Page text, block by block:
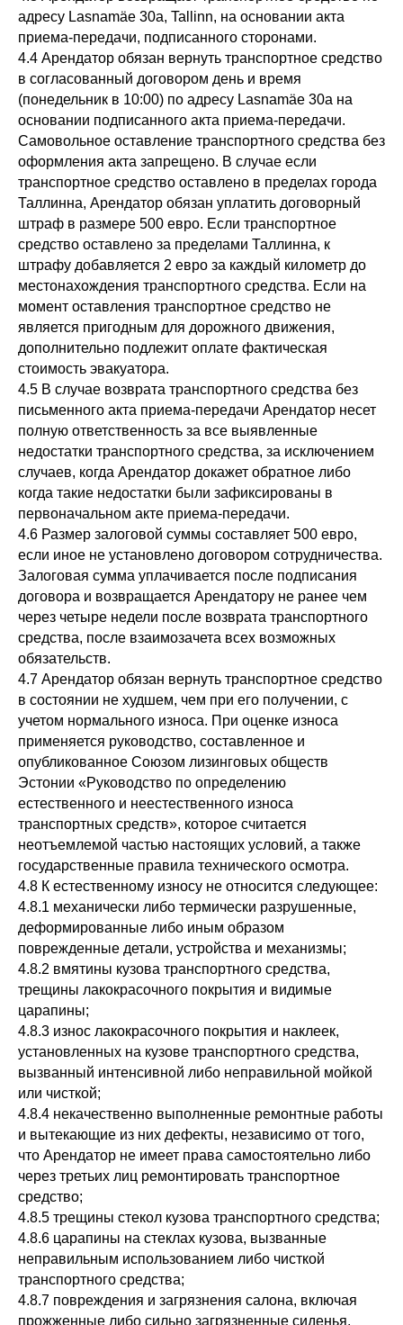
адресу Lasnamäe 30a, Tallinn, на основании акта
приема-передачи, подписанного сторонами.
4.4 Арендатор обязан вернуть транспортное средство
в согласованный договором день и время
(понедельник в 10:00) по адресу Lasnamäe 30a на
основании подписанного акта приема-передачи.
Самовольное оставление транспортного средства без
оформления акта запрещено. В случае если
транспортное средство оставлено в пределах города
Таллинна, Арендатор обязан уплатить договорный
штраф в размере 500 евро. Если транспортное
средство оставлено за пределами Таллинна, к
штрафу добавляется 2 евро за каждый километр до
местонахождения транспортного средства. Если на
момент оставления транспортное средство не
является пригодным для дорожного движения,
дополнительно подлежит оплате фактическая
стоимость эвакуатора.
4.5 В случае возврата транспортного средства без
письменного акта приема-передачи Арендатор несет
полную ответственность за все выявленные
недостатки транспортного средства, за исключением
случаев, когда Арендатор докажет обратное либо
когда такие недостатки были зафиксированы в
первоначальном акте приема-передачи.
4.6 Размер залоговой суммы составляет 500 евро,
если иное не установлено договором сотрудничества.
Залоговая сумма уплачивается после подписания
договора и возвращается Арендатору не ранее чем
через четыре недели после возврата транспортного
средства, после взаимозачета всех возможных
обязательств.
4.7 Арендатор обязан вернуть транспортное средство
в состоянии не худшем, чем при его получении, с
учетом нормального износа. При оценке износа
применяется руководство, составленное и
опубликованное Союзом лизинговых обществ
Эстонии «Руководство по определению
естественного и неестественного износа
транспортных средств», которое считается
неотъемлемой частью настоящих условий, а также
государственные правила технического осмотра.
4.8 К естественному износу не относится следующее:
4.8.1 механически либо термически разрушенные,
деформированные либо иным образом
поврежденные детали, устройства и механизмы;
4.8.2 вмятины кузова транспортного средства,
трещины лакокрасочного покрытия и видимые
царапины;
4.8.3 износ лакокрасочного покрытия и наклеек,
установленных на кузове транспортного средства,
вызванный интенсивной либо неправильной мойкой
или чисткой;
4.8.4 некачественно выполненные ремонтные работы
и вытекающие из них дефекты, независимо от того,
что Арендатор не имеет права самостоятельно либо
через третьих лиц ремонтировать транспортное
средство;
4.8.5 трещины стекол кузова транспортного средства;
4.8.6 царапины на стеклах кузова, вызванные
неправильным использованием либо чисткой
транспортного средства;
4.8.7 повреждения и загрязнения салона, включая
прожженные либо сильно загрязненные сиденья,